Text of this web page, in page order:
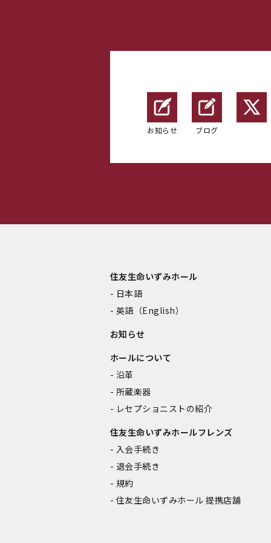
お知らせ ブログ
住友生命いずみホール
日本語
英語（English）
お知らせ
ホールについて
沿革
所蔵楽器
レセプショニストの紹介
住友生命いずみホールフレンズ
入会手続き
退会手続き
規約
住友生命いずみホール 提携店舗